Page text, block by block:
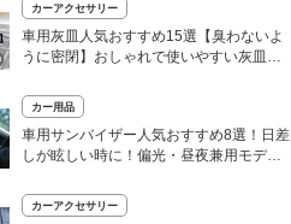
カーアクセサリー
車用灰皿人気おすすめ15選【臭わないよ
うに密閉】おしゃれで使いやすい灰皿を
カー用品
車用サンバイザー人気おすすめ8選！日差
しが眩しい時に！偏光・昼夜兼用モデル
カーアクセサリー